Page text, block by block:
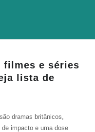
filmes e séries
lista de
dramas britânicos,
impacto e uma dose